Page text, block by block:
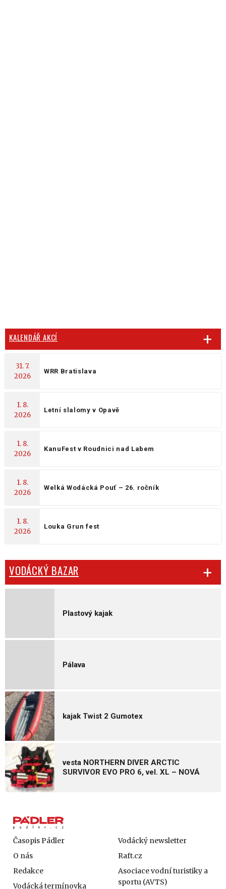
KALENDÁŘ AKCÍ
31. 7.
2026
WRR Bratislava
1. 8.
2026
Letní slalomy v Opavě
1. 8.
2026
KanuFest v Roudnici nad Labem
1. 8.
2026
Welká Wodácká Pouť – 26. ročník
1. 8.
2026
Louka Grun fest
VODÁCKÝ BAZAR
Plastový kajak
Pálava
kajak Twist 2 Gumotex
vesta NORTHERN DIVER ARCTIC
SURVIVOR EVO PRO 6, vel. XL – NOVÁ
Časopis Pádler
O nás
Redakce
Vodácká termínovka
Vodácký newsletter
Raft.cz
Asociace vodní turistiky a
sportu (AVTS)